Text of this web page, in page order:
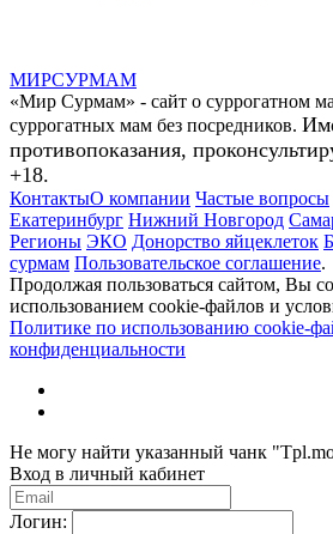
МИРСУРМАМ
«Мир Сурмам» - сайт о суррогатном
суррогатных мам без посредников.
противопоказания,
+18.
КонтактыО компании Частые вопросы
Екатеринбург Нижний Новгород
Регионы ЭКО Донорство яйцеклеток
сурмам Пользовательское соглашение.
Продолжая пользоваться сайтом, Вы
использованием cookie-файлов и
Политике по использованию cookie-
конфиденциальности
Не могу найти указанный чанк
Вход в личный кабинет
Логин: